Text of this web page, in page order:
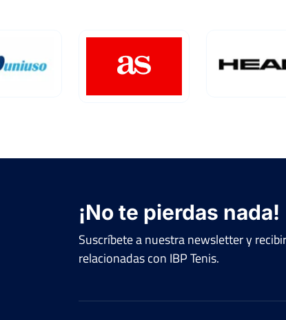
¡No te pierdas nada!
Suscríbete a nuestra newsletter y
relacionadas con IBP Tenis.